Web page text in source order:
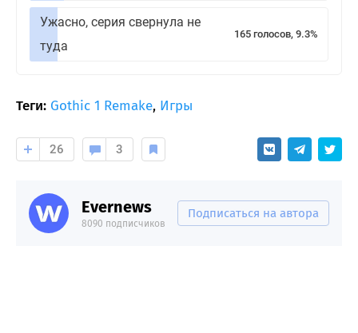
Ужасно, серия свернула не
туда
165 голосов, 9.3%
Теги: Gothic 1 Remake, Игры
26 3
Evernews
8090 подписчиков
Подписаться на автора